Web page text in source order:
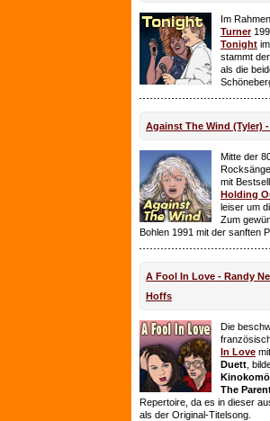
Im
Turner
Tonight
stammt
als die
Against The Wind (Tyler)
Mitte der
mit
Holding
leiser um
Zum
Bohlen 1991 mit der sanften
A Fool In Love - Randy
Hoffs
Die
In Love
Duett ,
The
Repertoire, da es in dieser
als der Original-Titelsong.